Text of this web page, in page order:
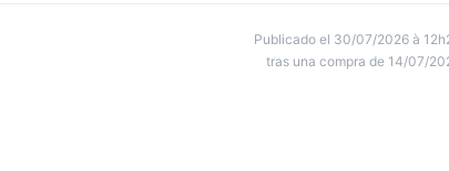
Publicado el 30/07/2026 à
tras una compra de 14/07/